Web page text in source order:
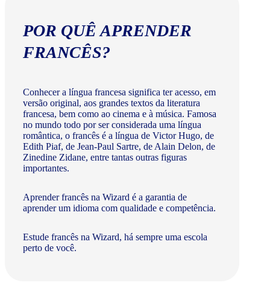
POR QUÊ APRENDER
FRANCÊS?
Conhecer a língua francesa significa ter acesso, em
versão original, aos grandes textos da literatura
francesa, bem como ao cinema e à música. Famosa
no mundo todo por ser considerada uma língua
romântica, o francês é a língua de Victor Hugo, de
Edith Piaf, de Jean-Paul Sartre, de Alain Delon, de
Zinedine Zidane, entre tantas outras figuras
importantes.
Aprender francês na Wizard é a garantia de
aprender um idioma com qualidade e competência.
Estude francês na Wizard, há sempre uma escola
perto de você.